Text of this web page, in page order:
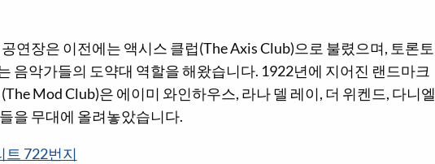
연장은 이전에는 액시스 클럽(The Axis Club)으로 불렸으며, 토론토
음악가들의 도약대 역할을 해왔습니다. 1922년에 지어진 랜드마크
Mod Club)은 에이미 와인하우스, 라나 델 레이, 더 위켄드, 다니엘
을 무대에 올려놓았습니다.
트 722번지